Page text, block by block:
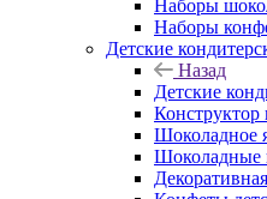
Наборы
Наборы
Детские
Назад
Детские
Конструктор
Шоколадное
Шоколадные